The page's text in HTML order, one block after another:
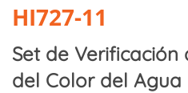
HI727-11
Set de Verificación
del Color del Agua